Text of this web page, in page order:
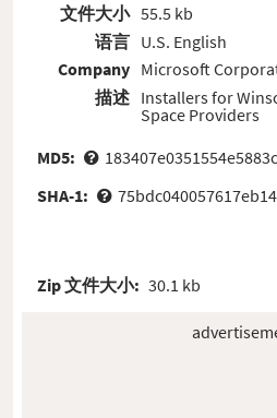
文件大小
语言
Company
描述
55.5 kb
U.S. English
Microsoft
Installers for
Space Providers
MD5:
SHA-1:
Zip 文件大小: 30.1 kb